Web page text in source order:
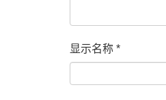
显示名称 *